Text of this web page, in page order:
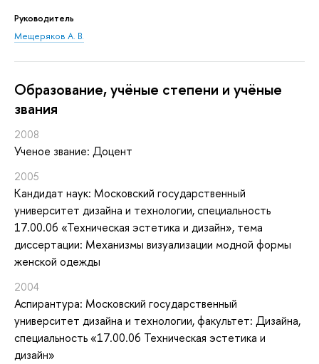
Руководитель
Мещеряков А. В.
Oбразование, учёные степени и учёные
звания
2008
Ученое звание: Доцент
2005
Кандидат наук: Московский государственный
университет дизайна и технологии, специальность
17.00.06 «Техническая эстетика и дизайн», тема
диссертации: Механизмы визуализации модной формы
женской одежды
2004
Аспирантура: Московский государственный
университет дизайна и технологии, факультет: Дизайна,
специальность «17.00.06 Техническая эстетика и
дизайн»